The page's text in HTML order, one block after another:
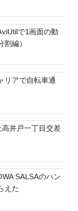
で1画面の動
編）
リアで自転車通
井戸一丁目交差
SALSAのハン
えた